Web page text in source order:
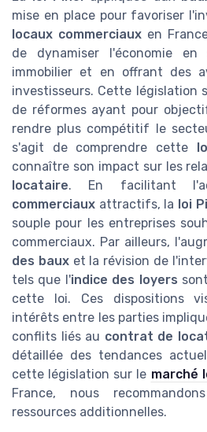
mise en place pour favoriser
locaux commerciaux en
de dynamiser l'économie
immobilier et en offrant des
investisseurs. Cette législation
de réformes ayant pour
rendre plus compétitif le
s'agit de comprendre cette
connaître son impact sur les
locataire. En facilitant
commerciaux attractifs, la loi
souple pour les entreprises
commerciaux. Par ailleurs,
des bauxet la révision de
tels que l'indice des loyers
cette loi. Ces dispositions
intérêts entre les parties
conflits liés au contrat de
détaillée des tendances
cette législation sur le marché
France, nous
ressources additionnelles.